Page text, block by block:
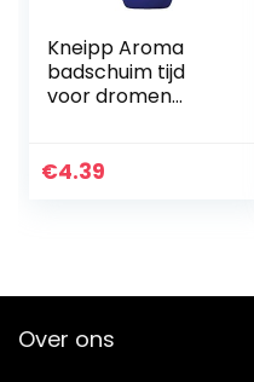
Kneipp Aroma
badschuim tijd
voor dromen
ml
€4.39
Over ons